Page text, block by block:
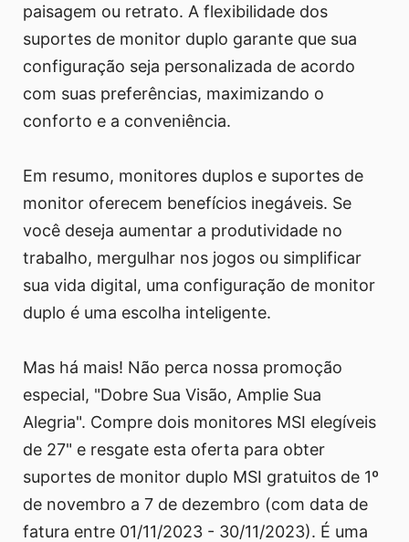
paisagem ou retrato. A flexibilidade dos
suportes de monitor duplo garante que sua
configuração seja personalizada de acordo
com suas preferências, maximizando o
conforto e a conveniência.
Em resumo, monitores duplos e suportes de
monitor oferecem benefícios inegáveis. Se
você deseja aumentar a produtividade no
trabalho, mergulhar nos jogos ou simplificar
sua vida digital, uma configuração de monitor
duplo é uma escolha inteligente.
Mas há mais! Não perca nossa promoção
especial, "Dobre Sua Visão, Amplie Sua
Alegria". Compre dois monitores MSI elegíveis
de 27" e resgate esta oferta para obter
suportes de monitor duplo MSI gratuitos de 1º
de novembro a 7 de dezembro (com data de
fatura entre 01/11/2023 - 30/11/2023). É uma